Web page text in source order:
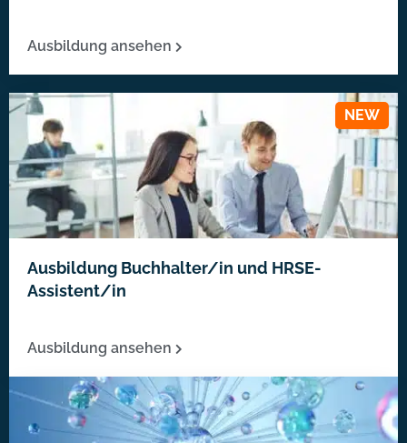
Ausbildung ansehen
Ausbildung Buchhalter/in und HRSE-
Assistent/in
Ausbildung ansehen